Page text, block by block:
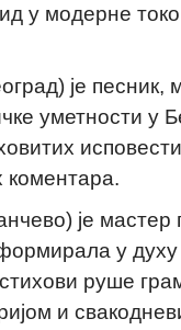
у модерне
је песник,
уметности у
коментара.
је мастер
у
руше
и